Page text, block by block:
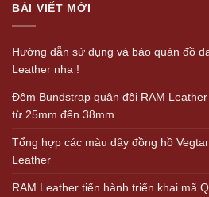
BÀI VIẾT MỚI
Hướng dẫn sử dụng và bảo quản đồ
Leather nha !
Đệm Bundstrap quân đội RAM
từ 25mm đến 38mm
Tổng hợp các màu dây đồng hồ
Leather
RAM Leather tiến hành triển khai mã